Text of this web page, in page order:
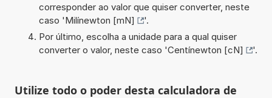
corresponder ao valor que quiser converter, neste
caso 'Milínewton [mN]
'.
Por último, escolha a unidade para a qual quiser
converter o valor, neste caso 'Centínewton [cN] '.
Utilize todo o poder desta calculadora de